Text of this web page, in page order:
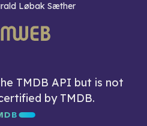
Løbak Sæther
TMDB API but is not
by TMDB.